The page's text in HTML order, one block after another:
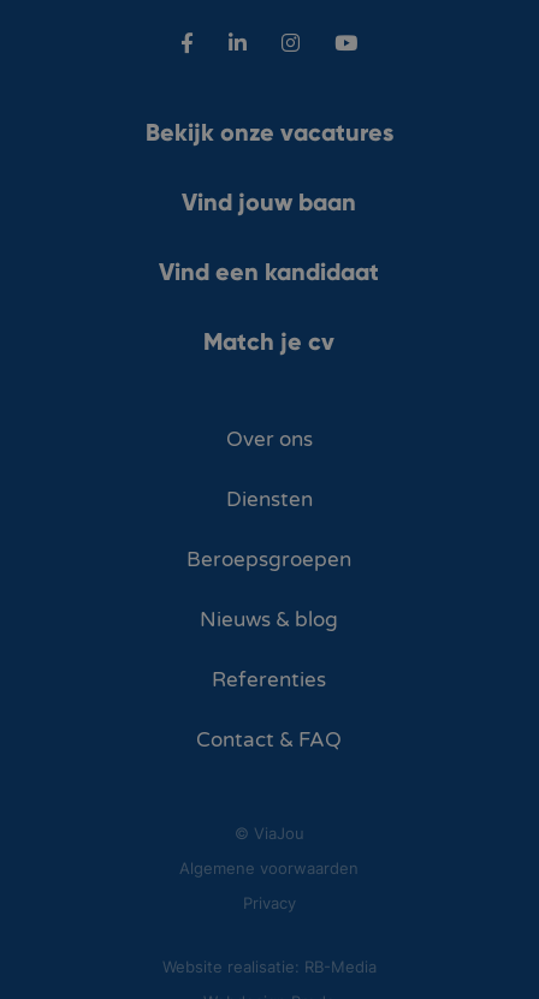
Bekijk onze vacatures
Vind jouw baan
Vind een kandidaat
Match je cv
Over ons
Diensten
Beroepsgroepen
Nieuws & blog
Referenties
Contact & FAQ
© ViaJou
Algemene voorwaarden
Privacy
Website realisatie: RB-Media